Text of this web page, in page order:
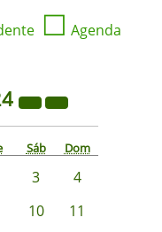
☐ Agenda
Sáb Dom
3
4
10
11